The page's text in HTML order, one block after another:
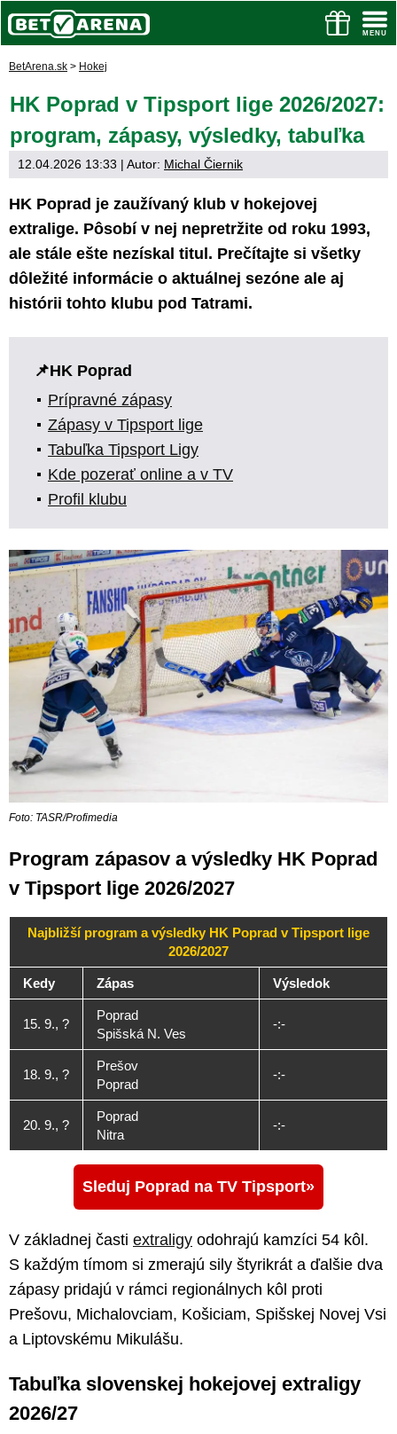
BetArena.sk > Hokej
HK Poprad v Tipsport lige 2026/2027:
program, zápasy, výsledky, tabuľka
12.04.2026 13:33 | Autor: Michal Čiernik
HK Poprad je zaužívaný klub v hokejovej
extralige. Pôsobí v nej nepretržite od roku 1993,
ale stále ešte nezískal titul. Prečítajte si všetky
dôležité informácie o aktuálnej sezóne ale aj
histórii tohto klubu pod Tatrami.
HK Poprad
Prípravné zápasy
Zápasy v Tipsport lige
Tabuľka Tipsport Ligy
Kde pozerať online a v TV
Profil klubu
Foto: TASR/Profimedia
Program zápasov a výsledky HK Poprad
v Tipsport lige 2026/2027
Najbližší program a výsledky HK Poprad v Tipsport lige
2026/2027
Kedy Zápas Výsledok
15. 9., ?
Poprad
Spišská N. Ves
-:-
18. 9., ?
Prešov
Poprad
-:-
20. 9., ?
Poprad
Nitra
-:-
Sleduj Poprad na TV Tipsport
V základnej časti extraligy odohrajú kamzíci 54 kôl.
S každým tímom si zmerajú sily štyrikrát a ďalšie dva
zápasy pridajú v rámci regionálnych kôl proti
Prešovu, Michalovciam, Košiciam, Spišskej Novej Vsi
a Liptovskému Mikulášu.
Tabuľka slovenskej hokejovej extraligy
2026/27